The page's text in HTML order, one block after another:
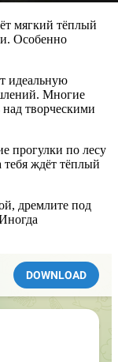
мягкий тёплый
Особенно
идеальную
Многие
творческими
прогулки по лесу
тебя ждёт тёплый
дремлите под